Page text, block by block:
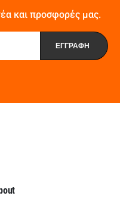
και προσφορές μας.